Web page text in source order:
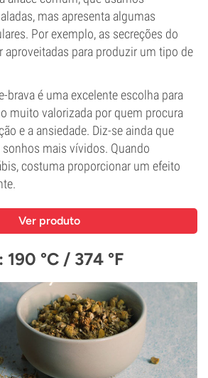
mas apresenta algumas
Por exemplo, as secreções do
aproveitadas para produzir um tipo de
brava é uma excelente escolha para
muito valorizada por quem procura
e a ansiedade. Diz-se ainda que
mais vívidos. Quando
costuma proporcionar um efeito
Ver produto
°C / 374 °F